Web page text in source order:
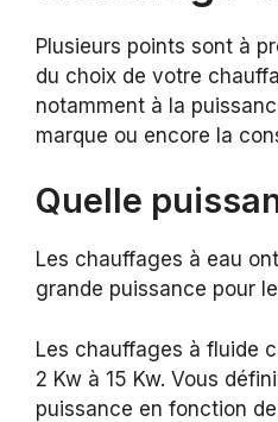
Plusieurs points sont à
du choix de votre
notamment à la
marque ou encore la
Quelle
Les chauffages à eau
grande puissance pour
Les chauffages à fluide
2 Kw à 15 Kw. Vous
puissance en fonction